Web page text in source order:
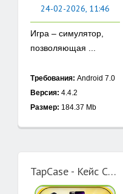
24-02-2026, 11:46
Игра – симулятор,
позволяющая ...
Требования: Android 7.0
Версия: 4.4.2
Размер: 184.37 Mb
TapCase - Кейс Симулятор